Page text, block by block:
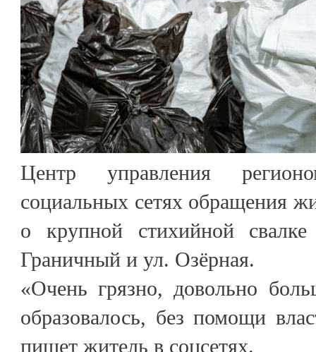
Центр управления
социальных сетях обращения
о крупной стихийной
Граничный и ул. Озёрная.
«Очень грязно, довольно
образовалось, без помощи
пишет житель в соцсетях.